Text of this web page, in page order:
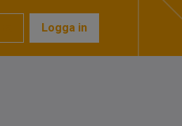
Logga in